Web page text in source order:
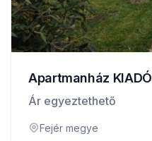
Apartmanház KIADÓ
Ár egyeztethető
Fejér megye